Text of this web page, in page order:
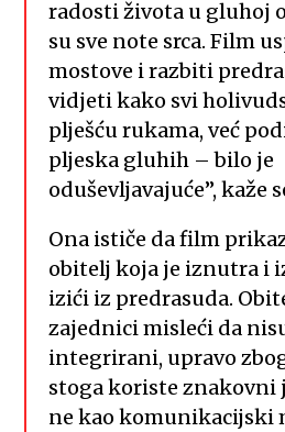
radosti života u gluhoj
su sve note srca. Film
mostove i razbiti
vidjeti kako svi
plješću rukama, već
pljeska gluhih – bilo je
oduševljavajuće”, kaže
Ona ističe da film
obitelj koja je iznutra i
izići iz predrasuda.
zajednici misleći da
integrirani, upravo
stoga koriste znakovni
ne kao komunikacijski